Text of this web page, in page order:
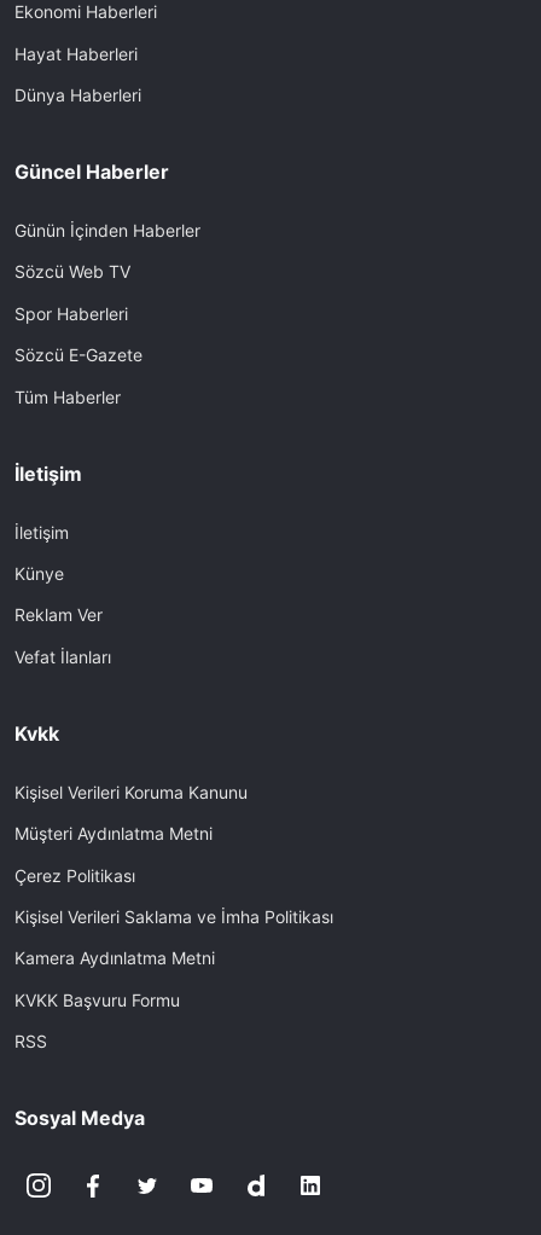
Ekonomi Haberleri
Hayat Haberleri
Dünya Haberleri
Güncel Haberler
Günün İçinden Haberler
Sözcü Web TV
Spor Haberleri
Sözcü E-Gazete
Tüm Haberler
İletişim
İletişim
Künye
Reklam Ver
Vefat İlanları
Kvkk
Kişisel Verileri Koruma Kanunu
Müşteri Aydınlatma Metni
Çerez Politikası
Kişisel Verileri Saklama ve İmha Politikası
Kamera Aydınlatma Metni
KVKK Başvuru Formu
RSS
Sosyal Medya